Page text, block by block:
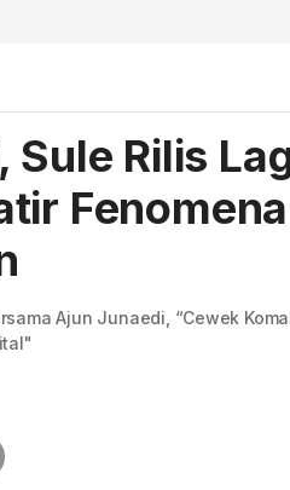
Sule Rilis
Ajun Junaedi, “Cewek